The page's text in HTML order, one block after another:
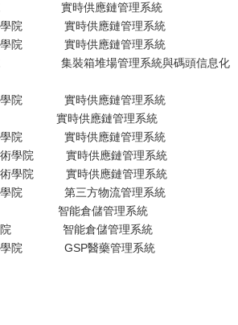
院 實時供應鏈管理系統
術學院 實時供應鏈管理系統
業學院 實時供應鏈管理系統
院 集裝箱堆場管理系統與碼頭信息化
術學院 實時供應鏈管理系統
實時供應鏈管理系統
術學院 實時供應鏈管理系統
技術學院 實時供應鏈管理系統
術學院 實時供應鏈管理系統
術學院 第三方物流管理系統
智能倉儲管理系統
學院 智能倉儲管理系統
業學院 GSP醫藥管理系統